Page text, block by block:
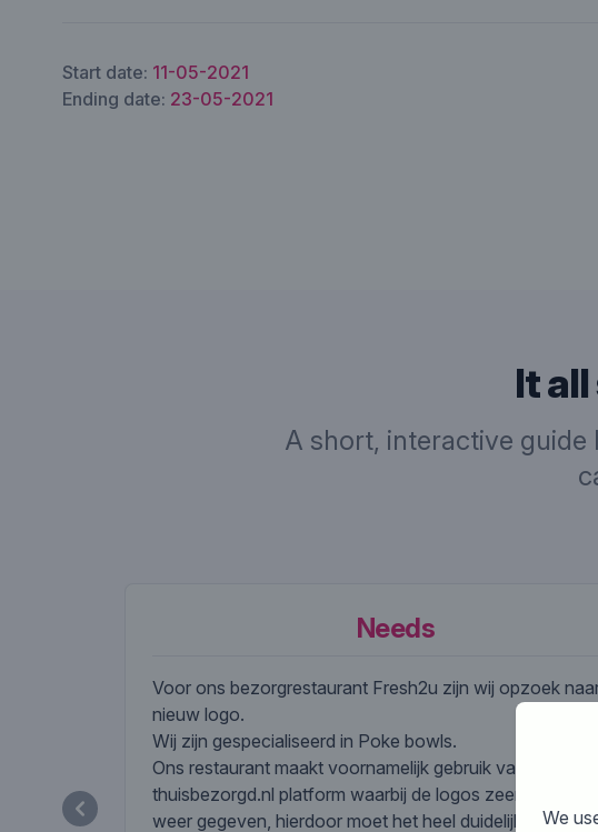
Start date: 11-05-2021
Ending date: 23-05-2021
It
A short, interactive
Needs
Voor ons bezorgrestaurant Fresh2u zijn wij opzoek
nieuw logo.
Wij zijn gespecialiseerd in Poke bowls.
Ons restaurant maakt voornamelijk gebruik van het
thuisbezorgd.nl platform waarbij de logos zeer klein
weer gegeven, hierdoor moet het heel duidelijk
We